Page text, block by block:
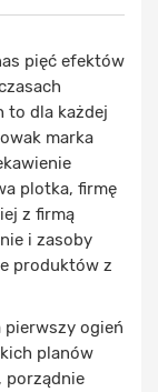
pięć efektów
to dla każdej
marka
plotka, firmę
z firmą
i zasoby
produktów z
pierwszy ogień
planów
porządnie